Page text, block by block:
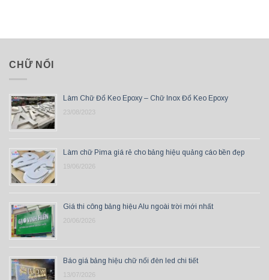
CHỮ NỔI
Làm Chữ Đổ Keo Epoxy – Chữ Inox Đổ Keo Epoxy
23/08/2023
Làm chữ Pima giá rẻ cho bảng hiệu quảng cáo bền đẹp
19/06/2026
Giá thi công bảng hiệu Alu ngoài trời mới nhất
20/06/2026
Báo giá bảng hiệu chữ nổi đèn led chi tiết
13/07/2026